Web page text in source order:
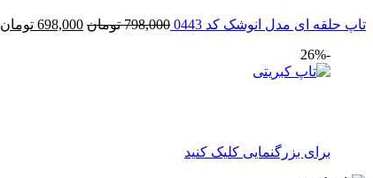
تاپ حلقه ای مدل انوشک کد 0443 798,000 تومان 698,000 تومان
-26%
برای بزرگنمایی کلیک کنید